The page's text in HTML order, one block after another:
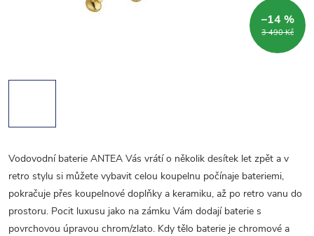
3 490 Kč
–14 %
Vodovodní baterie ANTEA Vás vrátí o několik desítek let zpět a v
retro stylu si můžete vybavit celou koupelnu počínaje bateriemi,
pokračuje přes koupelnové doplňky a keramiku, až po retro vanu do
prostoru. Pocit luxusu jako na zámku Vám dodají baterie s
povrchovou úpravou chrom/zlato. Kdy tělo baterie je chromové a